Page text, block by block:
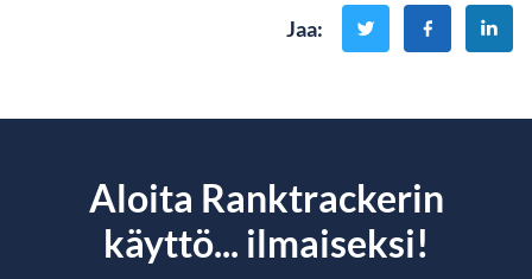
Jaa:
Aloita Ranktrackerin
käyttö... ilmaiseksi!